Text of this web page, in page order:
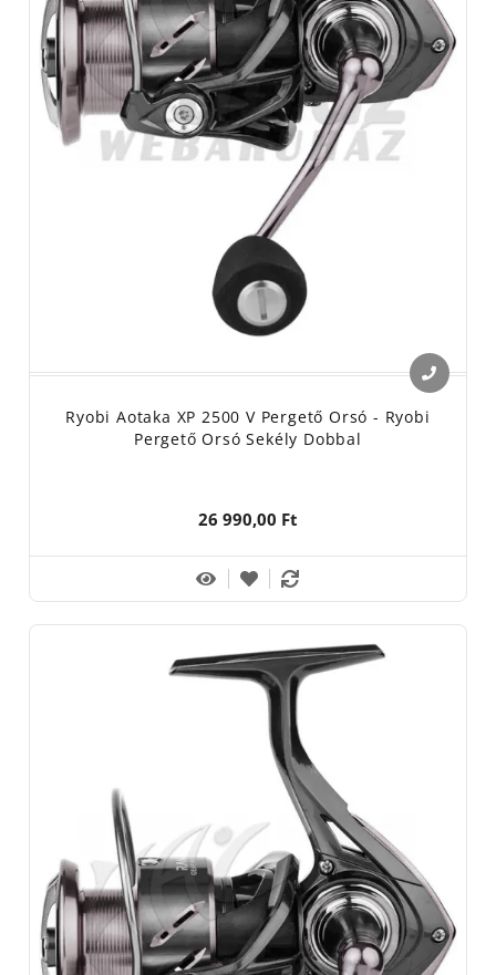
Ryobi Aotaka XP 2500 V Pergető Orsó - Ryobi
Pergető Orsó Sekély Dobbal
26 990,00 Ft